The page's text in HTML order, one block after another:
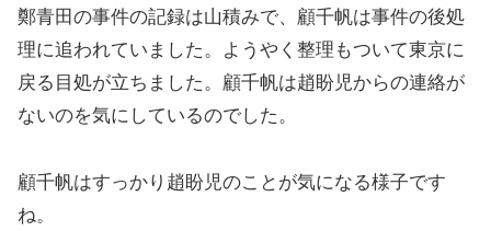
鄭青田の事件の記録は山積みで、顧千帆は事件の後処
理に追われていました。ようやく整理もついて東京に
戻る目処が立ちました。顧千帆は趙盼児からの連絡が
ないのを気にしているのでした。
顧千帆はすっかり趙盼児のことが気になる様子です
ね。